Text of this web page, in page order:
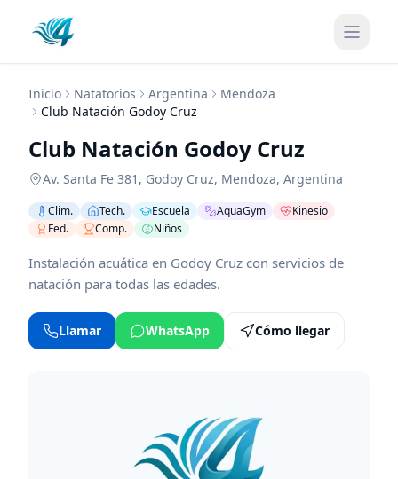
Inicio Natatorios Argentina
Mendoza
Club Natación Godoy Cruz
Club Natación Godoy Cruz
Av. Santa Fe 381 , Godoy Cruz, Mendoza, Argentina
Clim. Tech. Escuela AquaGym
Kinesio
Fed.
Comp. Niños
Instalación acuática en Godoy Cruz con servicios de
natación para todas las edades.
Llamar WhatsApp Cómo llegar